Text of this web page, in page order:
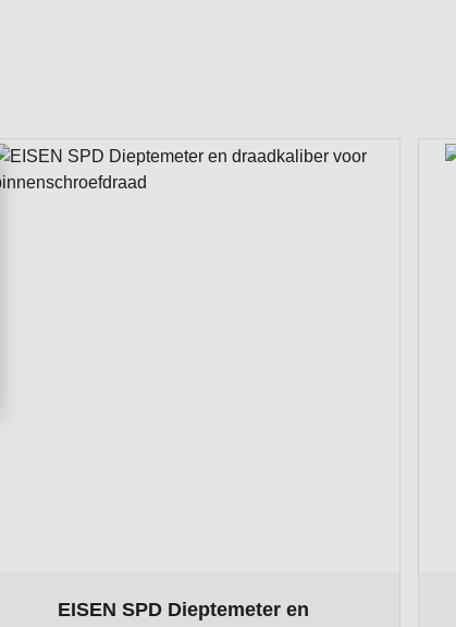
EISEN SPD Dieptemeter en